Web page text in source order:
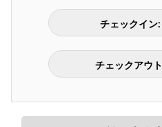
チェックイン:
チェックアウ